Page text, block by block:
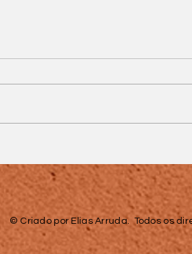
© Criado por Elias Arruda. Todos os